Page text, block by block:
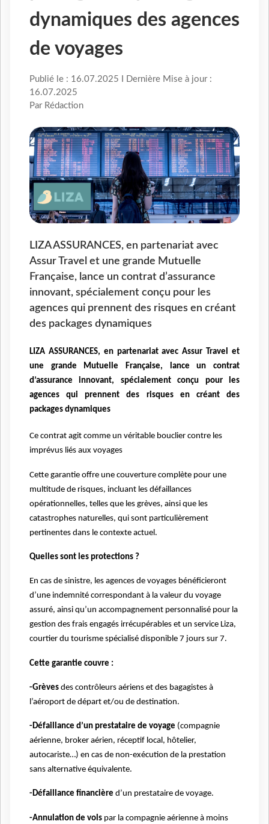
dynamiques des agences
de voyages
Publié le : 16.07.2025 I Dernière Mise à jour :
16.07.2025
Par Rédaction
LIZA ASSURANCES, en partenariat avec
Assur Travel et une grande Mutuelle
Française, lance un contrat d’assurance
innovant, spécialement conçu pour les
agences qui prennent des risques en créant
des packages dynamiques
LIZA ASSURANCES, en partenariat avec Assur Travel et
une grande Mutuelle Française, lance un contrat
d’assurance innovant, spécialement conçu pour les
agences qui prennent des risques en créant des
packages dynamiques
Ce contrat agit comme un véritable bouclier contre les
imprévus liés aux voyages
Cette garantie offre une couverture complète pour une
multitude de risques, incluant les défaillances
opérationnelles, telles que les grèves, ainsi que les
catastrophes naturelles, qui sont particulièrement
pertinentes dans le contexte actuel.
Quelles sont les protections ?
En cas de sinistre, les agences de voyages bénéficieront
d’une indemnité correspondant à la valeur du voyage
assuré, ainsi qu’un accompagnement personnalisé pour la
gestion des frais engagés irrécupérables et un service Liza,
courtier du tourisme spécialisé disponible 7 jours sur 7.
Cette garantie couvre :
-Grèves des contrôleurs aériens et des bagagistes à
l’aéroport de départ et/ou de destination.
-Défaillance d’un prestataire de voyage (compagnie
aérienne, broker aérien, réceptif local, hôtelier,
autocariste…) en cas de non-exécution de la prestation
sans alternative équivalente.
-Défaillance financière d’un prestataire de voyage.
-Annulation de vols par la compagnie aérienne à moins